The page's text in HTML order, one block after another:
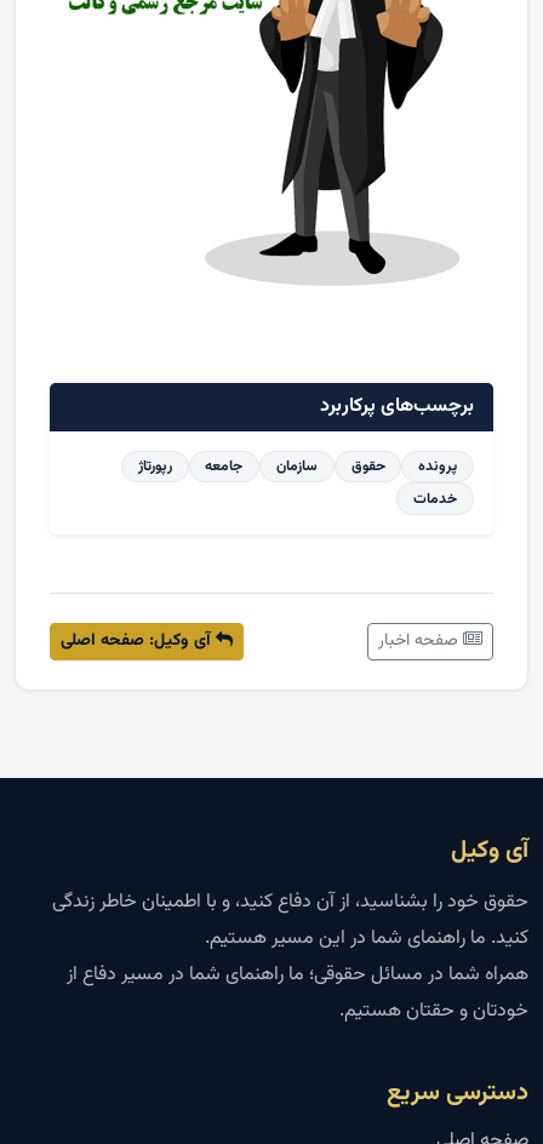
برچسب‌های پرکاربرد
پرونده حقوق سازمان جامعه
رپورتاژ
خدمات
صفحه اخبار آی وکیل: صفحه اصلی
آی وکیل
حقوق خود را بشناسید، از آن دفاع کنید، و با اطمینان خاطر زندگی
کنید. ما راهنمای شما در این مسیر هستیم.
همراه شما در مسائل حقوقی؛ ما راهنمای شما در مسیر دفاع از
خودتان و حقتان هستیم.
دسترسی سریع